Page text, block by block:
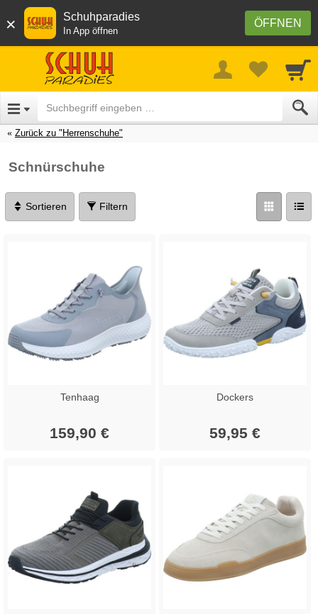
× ÖFFNEN
Schuhparadies
In App öffnen
Zurück zu "Herrenschuhe"
Schnürschuhe
Sortieren Filtern
Tenhaag
159,90 €
Dockers
59,95 €